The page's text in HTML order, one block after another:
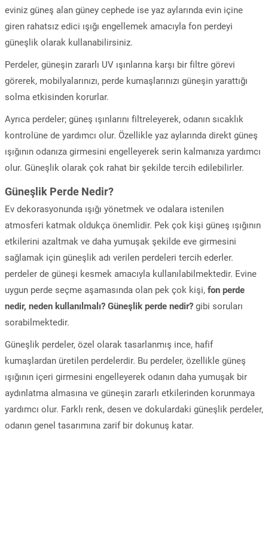
eviniz güneş alan güney cephede ise yaz aylarında evin içine
giren rahatsız edici ışığı engellemek amacıyla fon perdeyi
güneşlik olarak kullanabilirsiniz.
Perdeler, güneşin zararlı UV ışınlarına karşı bir filtre görevi
görerek, mobilyalarınızı, perde kumaşlarınızı güneşin yarattığı
solma etkisinden korurlar.
Ayrıca perdeler; güneş ışınlarını filtreleyerek, odanın sıcaklık
kontrolüne de yardımcı olur. Özellikle yaz aylarında direkt güneş
ışığının odanıza girmesini engelleyerek serin kalmanıza yardımcı
olur. Güneşlik olarak çok rahat bir şekilde tercih edilebilirler.
Güneşlik Perde Nedir?
Ev dekorasyonunda ışığı yönetmek ve odalara istenilen
atmosferi katmak oldukça önemlidir. Pek çok kişi güneş ışığının
etkilerini azaltmak ve daha yumuşak şekilde eve girmesini
sağlamak için güneşlik adı verilen perdeleri tercih ederler.
perdeler de güneşi kesmek amacıyla kullanılabilmektedir. Evine
uygun perde seçme aşamasında olan pek çok kişi, fon perde
nedir, neden kullanılmalı? Güneşlik perde nedir? gibi soruları
sorabilmektedir.
Güneşlik perdeler, özel olarak tasarlanmış ince, hafif
kumaşlardan üretilen perdelerdir. Bu perdeler, özellikle güneş
ışığının içeri girmesini engelleyerek odanın daha yumuşak bir
aydınlatma almasına ve güneşin zararlı etkilerinden korunmaya
yardımcı olur. Farklı renk, desen ve dokulardaki güneşlik perdeler,
odanın genel tasarımına zarif bir dokunuş katar.